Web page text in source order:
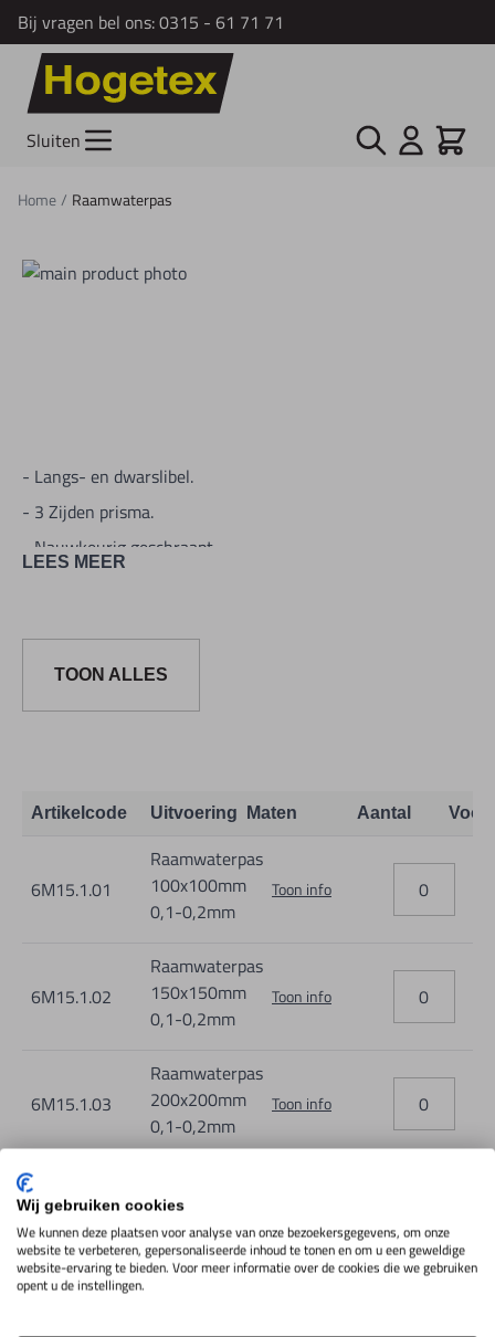
Bij vragen bel ons:0315 - 61 71 71
Ga naar de inhoud
Sluiten Zoek Cart
Home/ Raamwaterpas
- Langs- en dwarslibel.
- 3 Zijden prisma.
- Nauwkeurig geschraapt.
LEES MEER
TOON ALLES
Artikelcode Uitvoering Maten Aantal
6M15.1.01
Raamwaterpas
100x100mm
0,1-0,2mm
Toon info
6M15.1.02
Raamwaterpas
150x150mm
0,1-0,2mm
Toon info
6M15.1.03
Raamwaterpas
200x200mm
0,1-0,2mm
Toon info
6M15.2.02
150x150mm
0,02mm
Wij gebruiken cookies
We kunnen deze plaatsen voor analyse van onze bezoekersgegevens, om onze
website te verbeteren, gepersonaliseerde inhoud te tonen en om u een geweldige
website-ervaring te bieden. Voor meer informatie over de cookies die we gebruiken
opent u de instellingen.